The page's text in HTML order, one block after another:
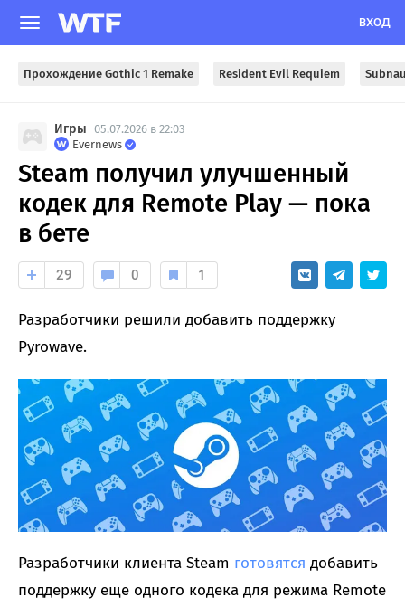
ВХОД
Прохождение Gothic 1 Remake Resident Evil Requiem
Игры 05.07.2026 в 22:03
Evernews
Steam получил улучшенный
кодек для Remote Play — пока
в бете
29 0 1
Разработчики решили добавить поддержку
Pyrowave.
Разработчики клиента Steam готовятся добавить
поддержку еще одного кодека для режима Remote